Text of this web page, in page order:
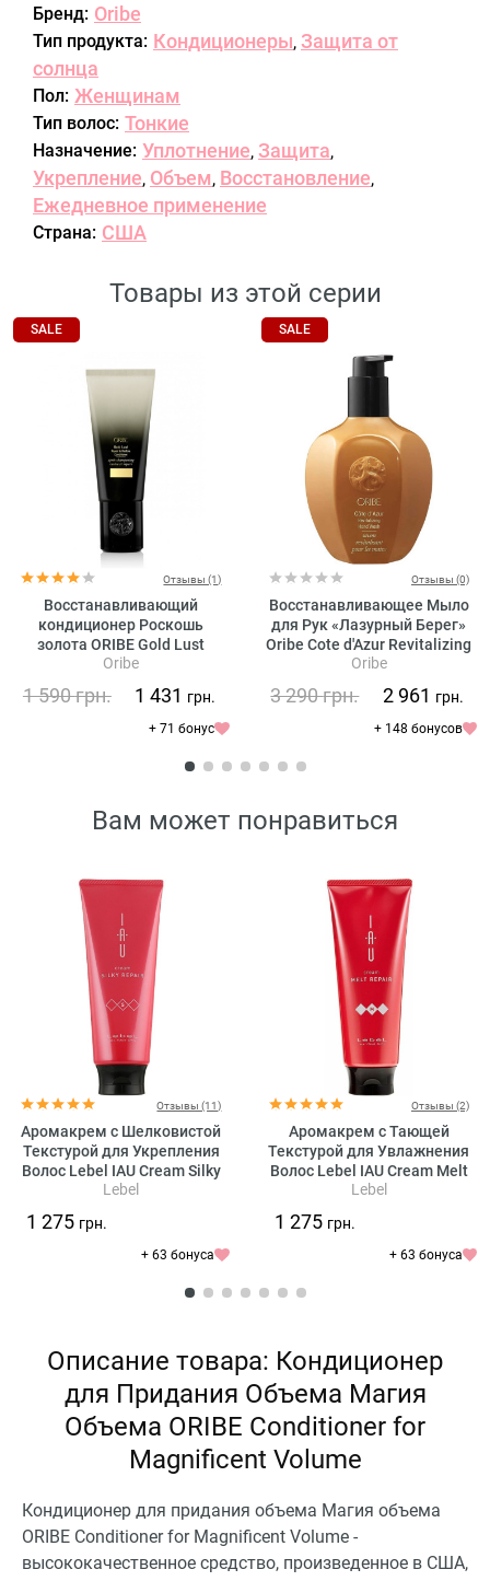
Бренд: Oribe
Тип продукта: Кондиционеры, Защита от
солнца
Пол: Женщинам
Тип волос: Тонкие
Назначение: Уплотнение, Защита,
Укрепление, Объем, Восстановление,
Ежедневное применение
Страна: США
Товары из этой серии
SALE
Отзывы (1)
Восстанавливающий
кондиционер Роскошь
золота ORIBE Gold Lust
Repair and Restore
Oribe
1 590грн. 1 431 грн.
+ 71 бонус
SALE
Отзывы (0)
Восстанавливающее Мыло
для Рук «Лазурный Берег»
Oribe Cote d'Azur Revitalizing
Hand Wash
Oribe
3 290грн. 2 961 грн.
+ 148 бонусов
Вам может понравиться
Отзывы (11)
Аромакрем с Шелковистой
Текстурой для Укрепления
Волос Lebel IAU Cream Silky
Repair
Lebel
1 275 грн.
+ 63 бонуса
Отзывы (2)
Аромакрем с Тающей
Текстурой для Увлажнения
Волос Lebel IAU Cream Melt
Repair
Lebel
1 275 грн.
+ 63 бонуса
Описание товара: Кондиционер
для Придания Объема Магия
Объема ORIBE Conditioner for
Magnificent Volume
Кондиционер для придания объема Магия объема
ORIBE Conditioner for Magnificent Volume -
высококачественное средство, произведенное в США,